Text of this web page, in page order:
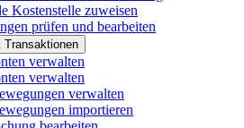
Kostenstelle zuweisen
prüfen und bearbeiten
Transaktionen
verwalten
verwalten
verwalten
importieren